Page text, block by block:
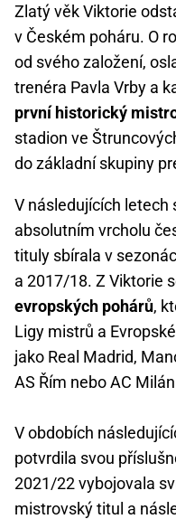
Zlatý věk Viktorie
v Českém poháru. O
od svého založení,
trenéra Pavla Vrby a
první historický
stadion ve
do základní skupiny
V následujících letech
absolutním vrcholu
tituly sbírala v
a 2017/18. Z Viktorie
evropských pohárů,
Ligy mistrů a
jako Real Madrid,
AS Řím nebo AC
V obdobích
potvrdila svou
2021/22 vybojovala
mistrovský titul a